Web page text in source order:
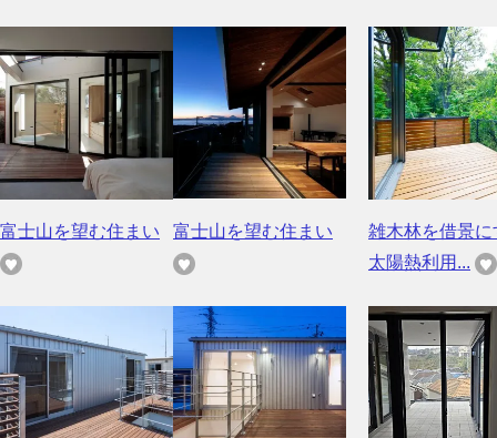
富士山を望む住まい 富士山を望む住まい
雑木林を借景に
太陽熱利用...